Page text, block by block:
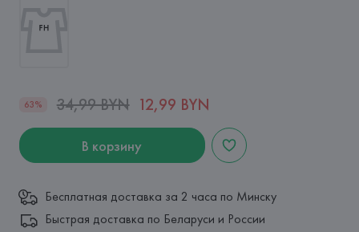
63% 34,99 BYN 12,99 BYN
В корзину
Бесплатная доставка за 2 часа по Минску
Быстрая доставка по Беларуси и России